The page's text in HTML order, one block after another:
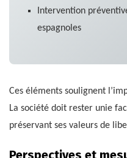
Intervention
espagnoles
Ces éléments soulignent
La société doit rester unie
préservant ses valeurs de